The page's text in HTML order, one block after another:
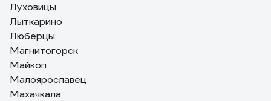
Луховицы
Лыткарино
Люберцы
Магнитогорск
Майкоп
Малоярославец
Махачкала